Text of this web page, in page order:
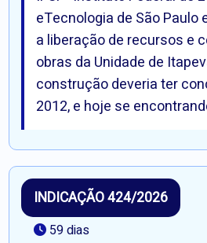
eTecnologia de São Paulo
a liberação de recursos e
obras da Unidade de
construção deveria ter
2012, e hoje se
INDICAÇÃO 424/2026
59 dias